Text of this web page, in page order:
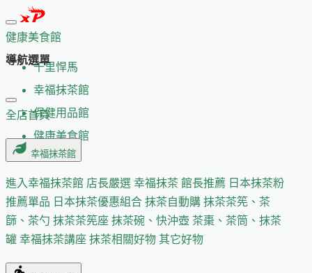
健康美食館
千里悍馬
幸福抹茶館
保健用品館
健康美食館
導航選單
全店首頁
幸福抹茶館
進入幸福抹茶館 店長嚴選 幸福抹茶 館長推薦 日本抹茶粉
推薦單品 日本抹茶優惠組合 抹茶自動購 抹茶茶筅、茶
篩、茶勺 抹茶茶筅座 抹茶碗、快沖壺 茶棗、茶筒、抹茶
罐 幸福抹茶講座 抹茶相關好物 其它好物